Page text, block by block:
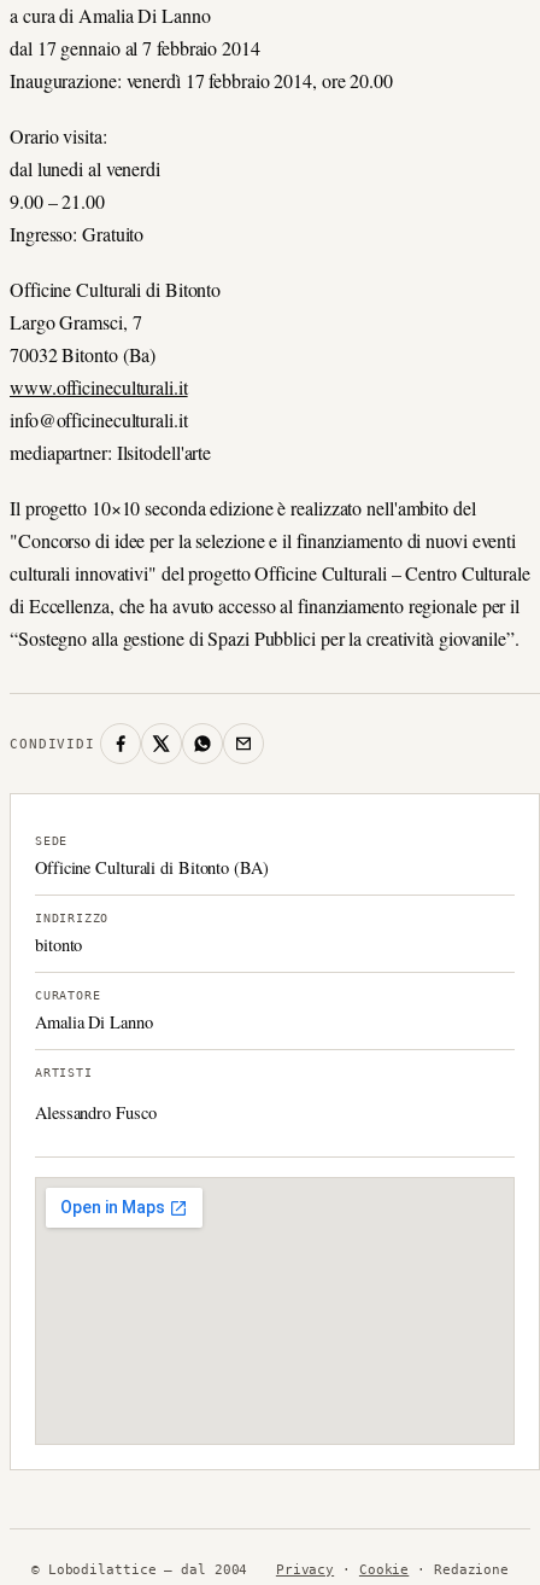
a cura di Amalia Di Lanno
dal 17 gennaio al 7 febbraio 2014
Inaugurazione: venerdì 17 febbraio 2014, ore 20.00
Orario visita:
dal lunedi al venerdi
9.00 – 21.00
Ingresso: Gratuito
Officine Culturali di Bitonto
Largo Gramsci, 7
70032 Bitonto (Ba)
www.officineculturali.it
info@officineculturali.it
mediapartner: Ilsitodell'arte
Il progetto 10×10 seconda edizione è realizzato nell'ambito del
"Concorso di idee per la selezione e il finanziamento di nuovi eventi
culturali innovativi" del progetto Officine Culturali – Centro Culturale
di Eccellenza, che ha avuto accesso al finanziamento regionale per il
“Sostegno alla gestione di Spazi Pubblici per la creatività giovanile”.
CONDIVIDI
SEDE
Officine Culturali di Bitonto (BA)
INDIRIZZO
bitonto
CURATORE
Amalia Di Lanno
ARTISTI
Alessandro Fusco
© Lobodilattice — dal 2004 Privacy · Cookie · Redazione